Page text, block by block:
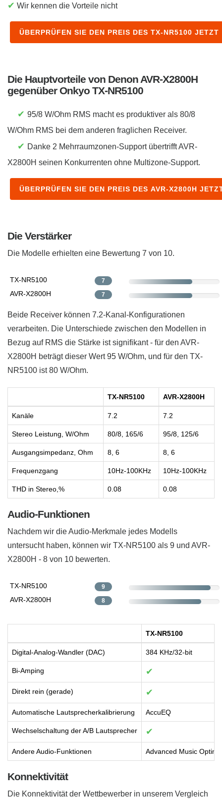
✔ Wir kennen die Vorteile nicht
ÜBERPRÜFEN SIE DEN PREIS DES TX-NR5100 JETZT
Die Hauptvorteile von Denon AVR-X2800H
gegenüber Onkyo TX-NR5100
✔ 95/8 W/Ohm RMS macht es produktiver als 80/8
W/Ohm RMS bei dem anderen fraglichen Receiver.
✔ Danke 2 Mehrraumzonen-Support übertrifft AVR-
X2800H seinen Konkurrenten ohne Multizone-Support.
ÜBERPRÜFEN SIE DEN PREIS DES AVR-X2800H
Die Verstärker
Die Modelle erhielten eine Bewertung 7 ​von 10.
TX-NR5100 7
AVR-X2800H 7
Beide Receiver können 7.2-Kanal-Konfigurationen
verarbeiten. Die Unterschiede zwischen den Modellen in
Bezug auf RMS die Stärke ist signifikant - für den AVR-
X2800H beträgt dieser Wert ​95 W/Ohm, und für den TX-
NR5100 ist 80 W/Ohm.
TX-NR5100 AVR-X2800H
Kanäle 7.2 7.2
Stereo Leistung, W/Ohm 80/8, 165/6 95/8, 125/6
Ausgangsimpedanz, Ohm 8, 6 8, 6
Frequenzgang 10Hz-100KHz 10Hz-100KHz
THD in Stereo,% 0.08 0.08
Audio-Funktionen
Nachdem wir die Audio-Merkmale jedes Modells
untersucht haben, können wir TX-NR5100 als 9 und AVR-
X2800H - 8 ​von 10 bewerten.
TX-NR5100 9
AVR-X2800H 8
TX-NR5100
Digital-Analog-Wandler (DAC) 384 KHz/32-bit
Bi-Amping ✔
Direkt rein (gerade) ✔
Automatische Lautsprecherkalibrierung AccuEQ
Wechselschaltung der A/B Lautsprecher ✔
Andere Audio-Funktionen Advanced Music
Konnektivität
Die Konnektivität der Wettbewerber in unserem Vergleich